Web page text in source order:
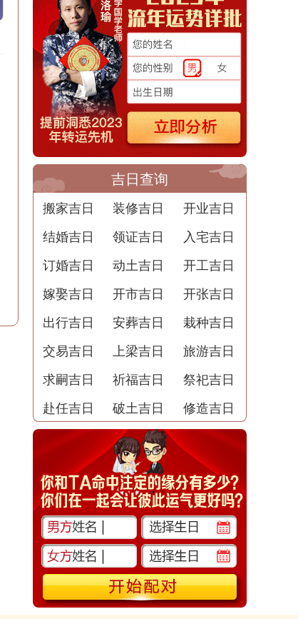
吉日查询
搬家吉日 装修吉日
开业吉日
结婚吉日
领证吉日
入宅吉日
订婚吉日
动土吉日
开工吉日
嫁娶吉日
开市吉日
开张吉日
出行吉日
安葬吉日
栽种吉日
交易吉日
上梁吉日
旅游吉日
求嗣吉日
祈福吉日
祭祀吉日
赴任吉日
破土吉日 修造吉日